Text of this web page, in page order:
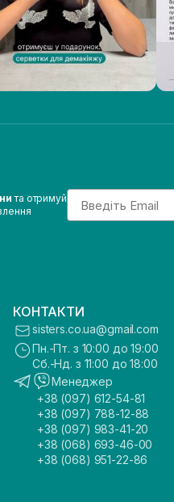
та отримуйEmail
КОНТАКТИ
sisters.co.ua@gmail.com
Пн.-Пт. з 10:00 до 19:00
Сб.-Нд. з 11:00 до 18:00
Менеджер
+38 (097) 612-54-81
+38 (097) 788-12-88
+38 (097) 983-41-20
+38 (068) 693-46-00
+38 (068) 951-22-86